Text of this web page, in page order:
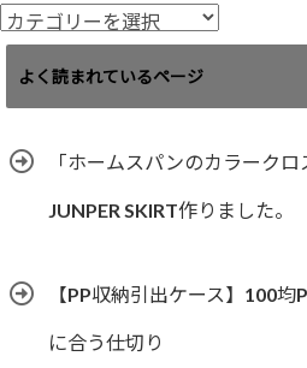
ブ
カ
テ
リ
よく読まれているページ
「ホームスパンのカラーク
JUNPER SKIRT作りました。
【PP収納引出ケース】100
に合う仕切り